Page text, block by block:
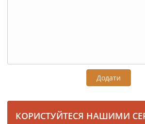
Додати
КОРИСТУЙТЕСЯ НАШИМИ